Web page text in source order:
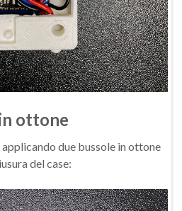
ottone
due bussole in ottone
del case: